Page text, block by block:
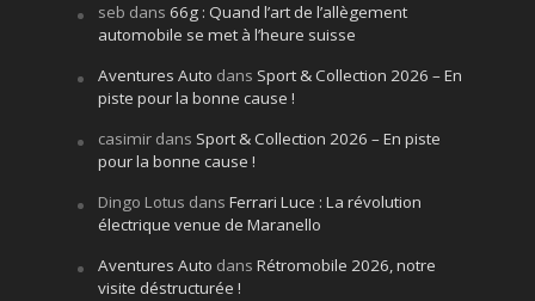
seb dans 66g : Quand l’art de l’allègement
automobile se met à l’heure suisse
Aventures Auto dans Sport & Collection 2026 – En
piste pour la bonne cause !
casimirdans Sport & Collection 2026 – En piste
pour la bonne cause !
Dingo Lotus dans Ferrari Luce : La révolution
électrique venue de Maranello
Aventures Auto dans Rétromobile 2026, notre
visite déstructurée !